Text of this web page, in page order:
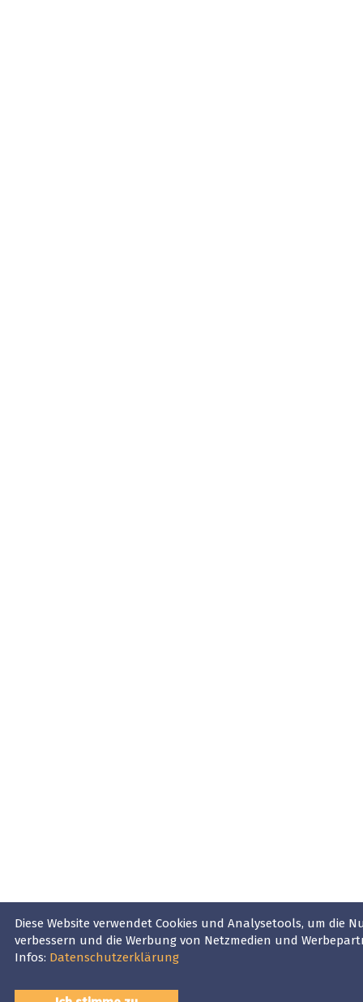
Diese Website verwendet Cookies und Analysetools, um die
verbessern und die Werbung von Netzmedien und
Infos: Datenschutzerklärung